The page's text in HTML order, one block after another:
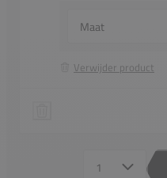
Verwijder product